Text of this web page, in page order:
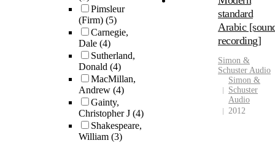
Pimsleur
(Firm) (5)
Carnegie,
Dale (4)
Sutherland,
Donald (4)
MacMillan,
Andrew (4)
Gainty,
Christopher J (4)
Shakespeare,
William (3)
standard
Arabic
recording]
Simon &
Schuster Audio
Simon &
Schuster
Audio
2012